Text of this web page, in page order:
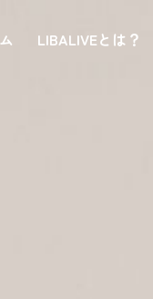
LIBALIVEとは？